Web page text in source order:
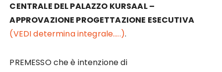
CENTRALE DEL PALAZZO KURSAAL –
APPROVAZIONE PROGETTAZIONE ESECUTIVA
(VEDI determina integrale…..).
PREMESSO che è intenzione di